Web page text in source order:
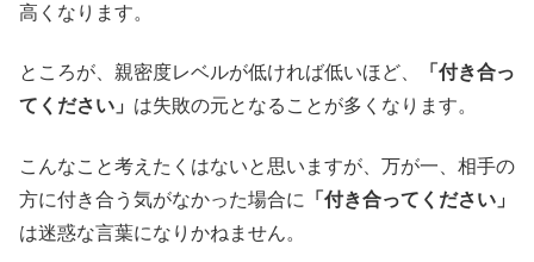
高くなります。
ところが、親密度レベルが低ければ低いほど、
「付き合っ
てください」 は失敗の元となることが多くなります。
こんなこと考えたくはないと思いますが、万が一、相手の
方に付き合う気がなかった場合に
「付き合ってください」
は迷惑な言葉になりかねません。